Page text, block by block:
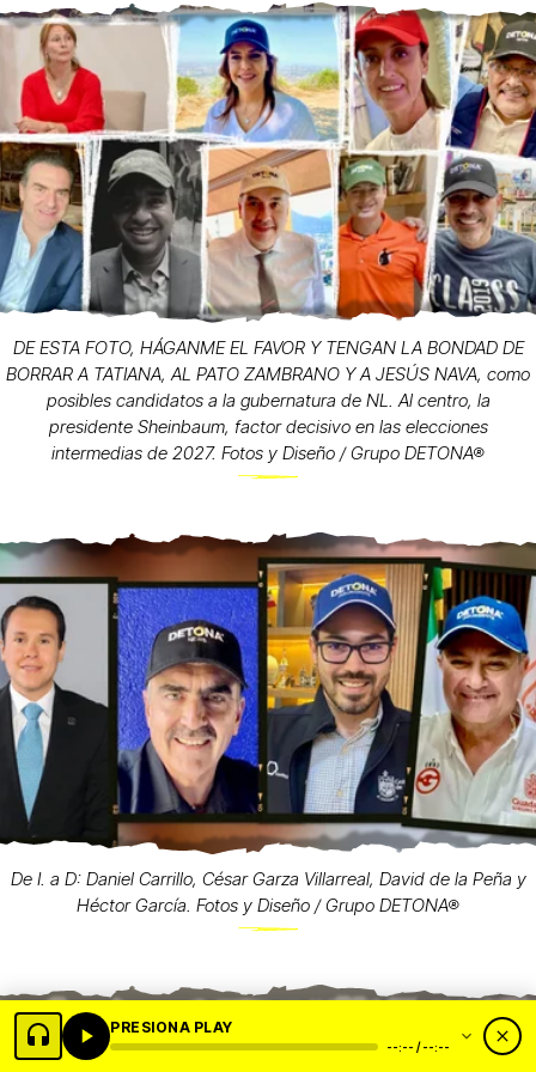
DE ESTA FOTO, HÁGANME EL FAVOR Y TENGAN LA BONDAD DE
BORRAR A TATIANA, AL PATO ZAMBRANO Y A JESÚS NAVA, como
posibles candidatos a la gubernatura de NL. Al centro, la
presidente Sheinbaum, factor decisivo en las elecciones
intermedias de 2027. Fotos y Diseño / Grupo DETONA®
De I. a D: Daniel Carrillo, César Garza Villarreal, David de la Peña y
Héctor García. Fotos y Diseño / Grupo DETONA®
PRESIONA PLAY
--:-- / --:--